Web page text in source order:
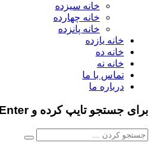
خانه سیزده
خانه چهارده
خانه پانزده
خانه یازده
خانه ده
خانه نه
تماس با ما
درباره ما
برای جستجو تایپ کرده و Enter را بزنید